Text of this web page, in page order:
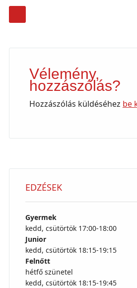
Post navigation
Vélemény,
hozzászólás?
Hozzászólás küldéséhez be
EDZÉSEK
Gyermek
kedd, csütörtök 17:00-18:00
Junior
kedd, csütörtök 18:15-19:15
Felnőtt
hétfő szünetel
kedd, csütörtök 18:15-19:45